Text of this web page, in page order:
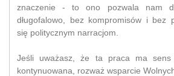
znaczenie - to ono pozwala nam
długofalowo, bez kompromisów i bez
się politycznym narracjom.
Jeśli uważasz, że ta praca ma sens
kontynuowana, rozważ wsparcie